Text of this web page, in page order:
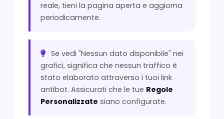
reale, tieni la pagina aperta e aggiorna
periodicamente.
Se vedi "Nessun dato disponibile" nei
grafici, significa che nessun traffico è
stato elaborato attraverso i tuoi link
antibot. Assicurati che le tue Regole
Personalizzate siano configurate.